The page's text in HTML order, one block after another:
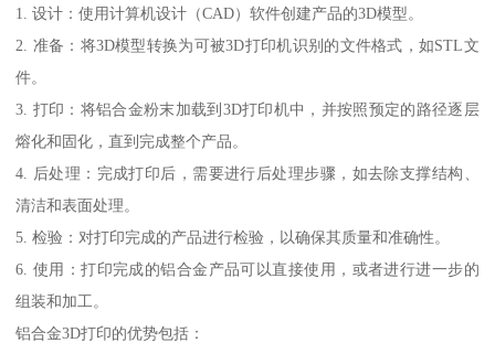
1. 设计：使用计算机设计（CAD）软件创建产品的3D模型。
2. 准备：将3D模型转换为可被3D打印机识别的文件格式，如STL文
件。
3. 打印：将铝合金粉末加载到3D打印机中，并按照预定的路径逐层
熔化和固化，直到完成整个产品。
4. 后处理：完成打印后，需要进行后处理步骤，如去除支撑结构、
清洁和表面处理。
5. 检验：对打印完成的产品进行检验，以确保其质量和准确性。
6. 使用：打印完成的铝合金产品可以直接使用，或者进行进一步的
组装和加工。
铝合金3D打印的优势包括：